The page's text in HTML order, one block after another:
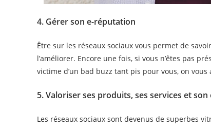
4. Gérer son e-réputation
Être sur les réseaux sociaux vous permet de
l’améliorer. Encore une fois, si vous n’êtes pas
victime d’un bad buzz tant pis pour vous, on vous
5. Valoriser ses produits, ses services et
Les réseaux sociaux sont devenus de superbes